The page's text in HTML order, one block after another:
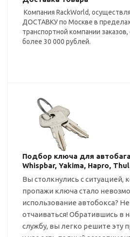
Компания RackWorld,
ДОСТАВКУ по Москве в
транспортной компании
более 30 000 рублей.
Подбор ключа для
Whispbar, Yakima, Hapro,
Вы столкнулись с ситуацией,
пропажи ключа стало
использование автобокса?
отчаиваться! Обратившись в
службу, вы легко решите эту